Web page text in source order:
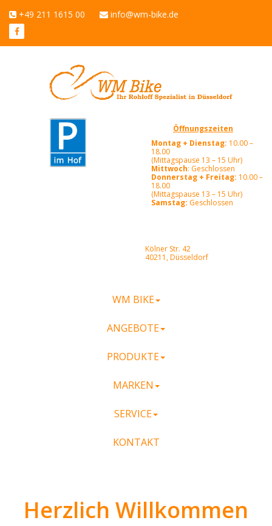
+49 211 1615 00 info@wm-bike.de
Öffnungszeiten
Montag + Dienstag: 10.00 –
18.00
(Mittagspause 13 – 15 Uhr)
Mittwoch: Geschlossen
Donnerstag + Freitag: 10.00 –
18.00
(Mittagspause 13 – 15 Uhr)
Samstag: Geschlossen
Kölner Str. 42
40211, Düsseldorf
WM BIKE
ANGEBOTE
PRODUKTE
MARKEN
SERVICE
KONTAKT
Herzlich Willkommen